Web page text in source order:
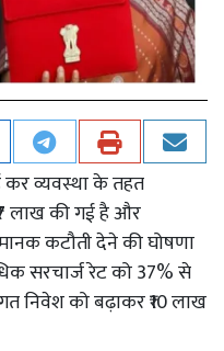
व्यवस्था के तहत
लाख की गई है और
कटौती देने की घोषणा
सरचार्ज रेट को 37% से
निवेश को बढ़ाकर ₹10 लाख